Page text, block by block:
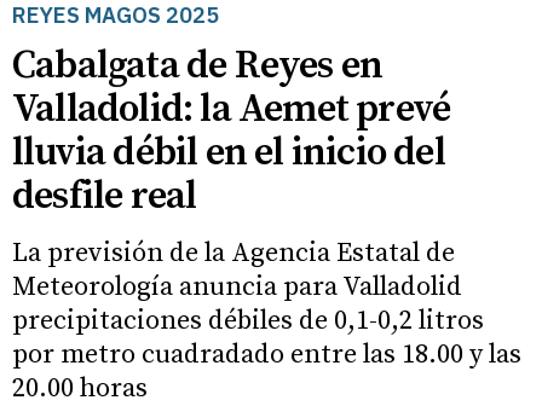
REYES MAGOS 2025
Cabalgata de Reyes en
Valladolid: la Aemet prevé
lluvia débil en el inicio del
desfile real
La previsión de la Agencia Estatal de
Meteorología anuncia para Valladolid
precipitaciones débiles de 0,1-0,2 litros
por metro cuadradado entre las 18.00 y las
20.00 horas